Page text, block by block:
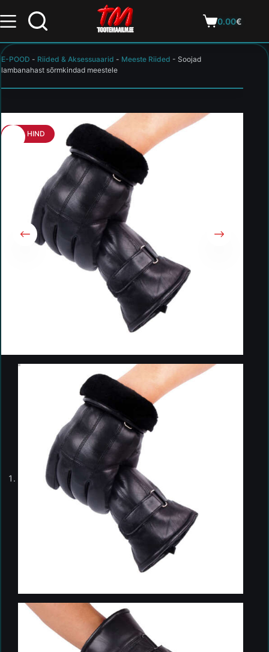
0.00€
E-POOD - Riided & Aksessuaarid - Meeste Riided - Soojad
lambanahast sõrmkindad meestele
HEA HIND